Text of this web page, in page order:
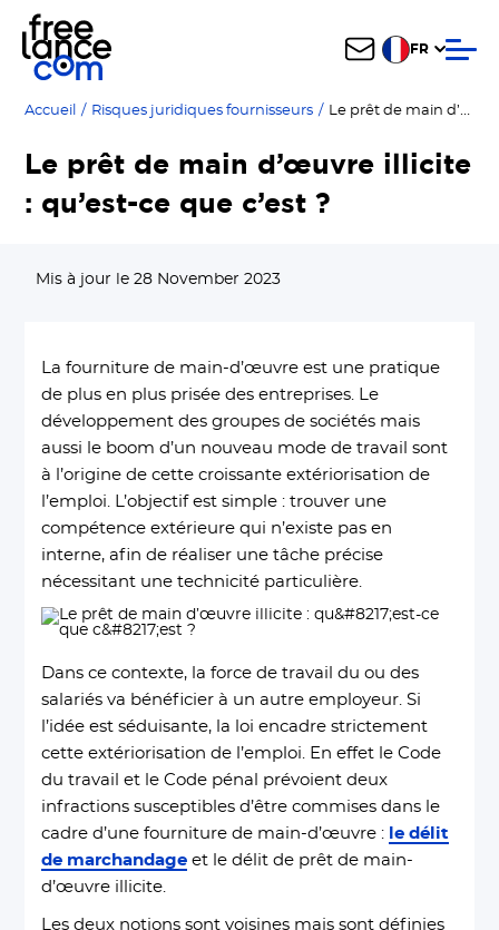
FR
Accueil / Risques juridiques fournisseurs / Le prêt de main d’œuvre illicite : qu’est-ce que c’est ?
Le prêt de main d’œuvre illicite
: qu’est-ce que c’est ?
Mis à jour le 28 November 2023
La fourniture de main-d’œuvre est une pratique
de plus en plus prisée des entreprises. Le
développement des groupes de sociétés mais
aussi le boom d’un nouveau mode de travail sont
à l’origine de cette croissante extériorisation de
l’emploi. L’objectif est simple : trouver une
compétence extérieure qui n’existe pas en
interne, afin de réaliser une tâche précise
nécessitant une technicité particulière.
Dans ce contexte, la force de travail du ou des
salariés va bénéficier à un autre employeur. Si
l’idée est séduisante, la loi encadre strictement
cette extériorisation de l’emploi. En effet le Code
du travail et le Code pénal prévoient deux
infractions susceptibles d’être commises dans le
cadre d’une fourniture de main-d’œuvre : le délit
de marchandage et le délit de prêt de main-
d’œuvre illicite.
Les deux notions sont voisines mais sont définies